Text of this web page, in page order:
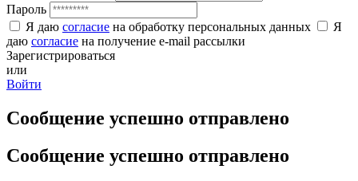
Пароль
Я даю согласие на обработку персональных данных
Я
даю согласие на получение e-mail рассылки
Зарегистрироваться
или
Войти
Сообщение успешно отправлено
Сообщение успешно отправлено